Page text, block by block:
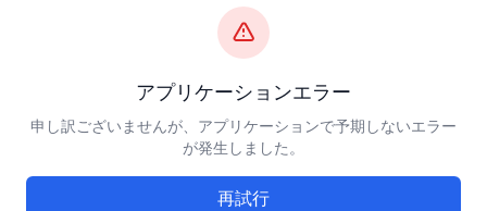
アプリケーションエラー
申し訳ございませんが、アプリケーションで予期しないエラー
が発生しました。
再試行